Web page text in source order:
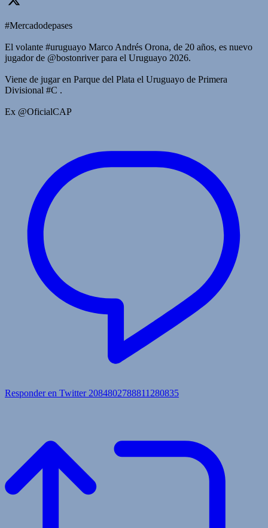
#Mercadodepases
El volante #uruguayo Marco Andrés Orona, de 20 años, es nuevo
jugador de @bostonriver para el Uruguayo 2026.
Viene de jugar en Parque del Plata el Uruguayo de Primera
Divisional #C .
Ex @OficialCAP
Responder en Twitter 2084802788811280835